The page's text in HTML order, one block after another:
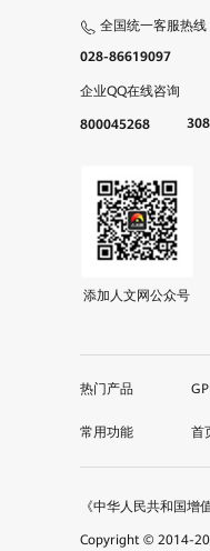
全国统一客服热线
028-86619097
企业QQ在线咨询
800045268
添加人文网公众号
首
《中华人民共和国增
Copyright © 2014-